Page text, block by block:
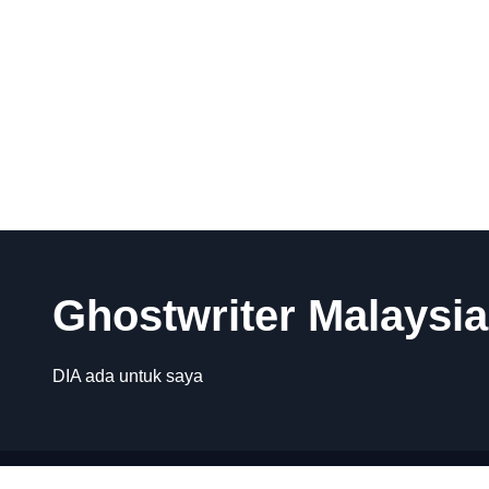
Ghostwriter Malaysia
DIA ada untuk saya